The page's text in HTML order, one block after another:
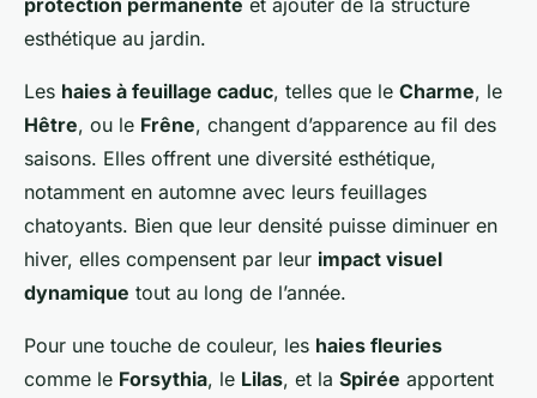
esthétique au jardin.
Les haies à feuillage caduc, telles que le Charme, le
Hêtre, ou le Frêne, changent d’apparence au fil des
saisons. Elles offrent une diversité esthétique,
notamment en automne avec leurs feuillages
chatoyants. Bien que leur densité puisse diminuer en
hiver, elles compensent par leur impact visuel
dynamique tout au long de l’année.
Pour une touche de couleur, les haies fleuries
comme le Forsythia, le Lilas, et la Spirée apportent